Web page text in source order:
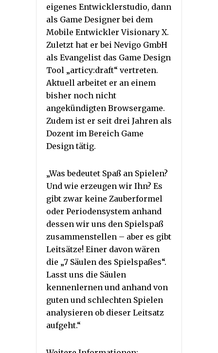
eigenes Entwicklerstudio, dann
als Game Designer bei dem
Mobile Entwickler Visionary X.
Zuletzt hat er bei Nevigo GmbH
als Evangelist das Game Design
Tool „articy:draft“ vertreten.
Aktuell arbeitet er an einem
bisher noch nicht
angekündigten Browsergame.
Zudem ist er seit drei Jahren als
Dozent im Bereich Game
Design tätig.
„Was bedeutet Spaß an Spielen?
Und wie erzeugen wir Ihn? Es
gibt zwar keine Zauberformel
oder Periodensystem anhand
dessen wir uns den Spielspaß
zusammenstellen – aber es gibt
Leitsätze! Einer davon wären
die „7 Säulen des Spielspaßes“.
Lasst uns die Säulen
kennenlernen und anhand von
guten und schlechten Spielen
analysieren ob dieser Leitsatz
aufgeht.“